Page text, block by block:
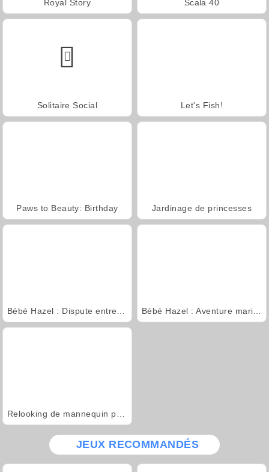
Royal Story Scala 40
Solitaire Social Let's Fish!
Paws to Beauty: Birthday Jardinage de princesses
JEUX RECOMMANDÉS